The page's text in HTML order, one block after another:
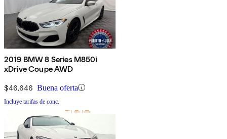
2019 BMW 8 Series M850i
xDrive Coupe AWD
$46,646 Buena oferta
Incluye tarifas de conc.